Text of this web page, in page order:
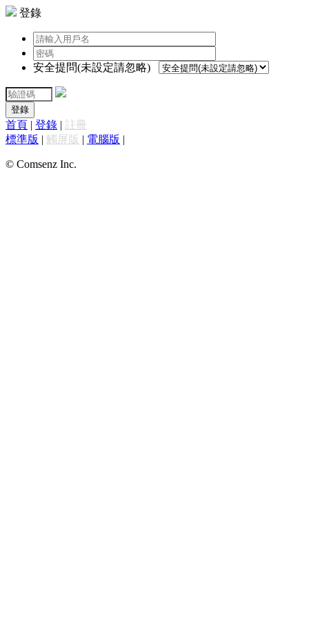
登錄
安全提問(未設定請忽略)
登錄
首頁 | 登錄 | 註冊
標準版 | 觸屏版 | 電腦版 |
© Comsenz Inc.